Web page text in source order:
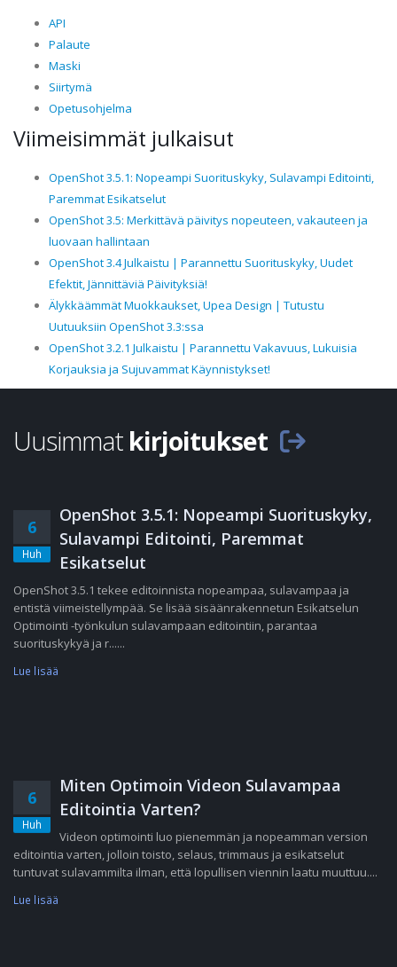
API
Palaute
Maski
Siirtymä
Opetusohjelma
Viimeisimmät julkaisut
OpenShot 3.5.1: Nopeampi Suorituskyky, Sulavampi Editointi,
Paremmat Esikatselut
OpenShot 3.5: Merkittävä päivitys nopeuteen, vakauteen ja
luovaan hallintaan
OpenShot 3.4 Julkaistu | Parannettu Suorituskyky, Uudet
Efektit, Jännittäviä Päivityksiä!
Älykkäämmät Muokkaukset, Upea Design | Tutustu
Uutuuksiin OpenShot 3.3:ssa
OpenShot 3.2.1 Julkaistu | Parannettu Vakavuus, Lukuisia
Korjauksia ja Sujuvammat Käynnistykset!
Uusimmat kirjoitukset
6
Huh
OpenShot 3.5.1: Nopeampi Suorituskyky,
Sulavampi Editointi, Paremmat
Esikatselut
OpenShot 3.5.1 tekee editoinnista nopeampaa, sulavampaa ja
entistä viimeistellympää. Se lisää sisäänrakennetun Esikatselun
Optimointi -työnkulun sulavampaan editointiin, parantaa
suorituskykyä ja r......
Lue lisää
6
Huh
Miten Optimoin Videon Sulavampaa
Editointia Varten?
Videon optimointi luo pienemmän ja nopeamman version
editointia varten, jolloin toisto, selaus, trimmaus ja esikatselut
tuntuvat sulavammilta ilman, että lopullisen viennin laatu muuttuu....
Lue lisää